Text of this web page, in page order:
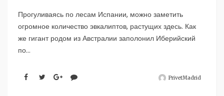
Прогуливаясь по лесам Испании, можно заметить
огромное количество эвкалиптов, растущих здесь. Как
же гигант родом из Австралии заполонил Иберийский
по...
PrivetMadrid